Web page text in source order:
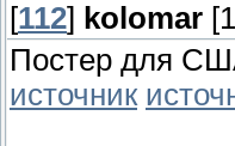
[112] kolomar
Постер для
источник